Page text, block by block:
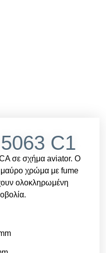
C1
σε σχήμα aviator. Ο
μαύρο χρώμα με fume
ολοκληρωμένη